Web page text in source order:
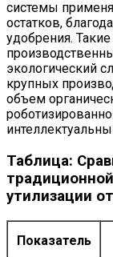
системы
остатков,
удобрения.
экологический
крупных
объем
Таблица:
утилизации
Показатель